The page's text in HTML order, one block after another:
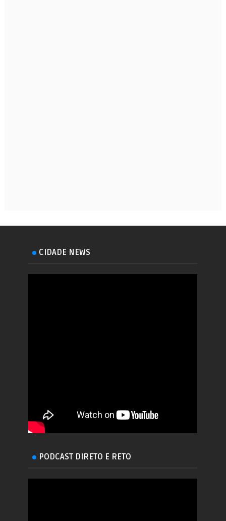
CIDADE NEWS
PODCAST DIRETO E RETO